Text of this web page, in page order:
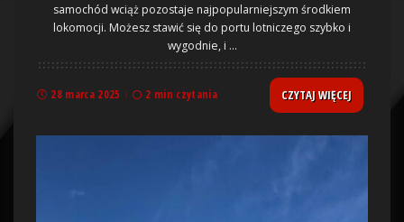
samochód wciąż pozostaje najpopularniejszym środkiem
lokomocji. Możesz stawić się do portu lotniczego szybko i
wygodnie, i ...
28 marca 2025 2 min czytania CZYTAJ WIĘCEJ